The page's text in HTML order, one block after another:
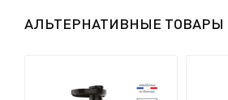
АЛЬТЕРНАТИВНЫЕ ТОВАРЫ